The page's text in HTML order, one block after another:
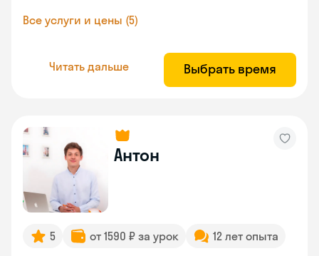
Все услуги и цены (5)
Читать дальше Выбрать время
Антон
5 от 1590 ₽ за урок 12 лет опыта